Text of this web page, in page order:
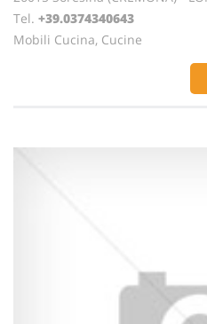
Tel. +39.0374340643
Mobili Cucina, Cucine